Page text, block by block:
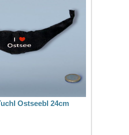
Ostseebl 24cm